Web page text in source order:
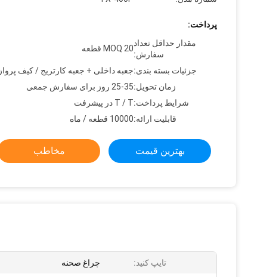
پرداخت:
مقدار حداقل تعداد
سفارش:
MOQ 20 قطعه
جزئیات بسته بندی:جعبه داخلی + جعبه کارتریج / کیف پرواز
زمان تحویل:25-35 روز برای سفارش جمعی
شرایط پرداخت:T / T در پیشرفت
قابلیت ارائه:10000 قطعه / ماه
بهترین قیمت مخاطب
تایپ کنید: چراغ صحنه